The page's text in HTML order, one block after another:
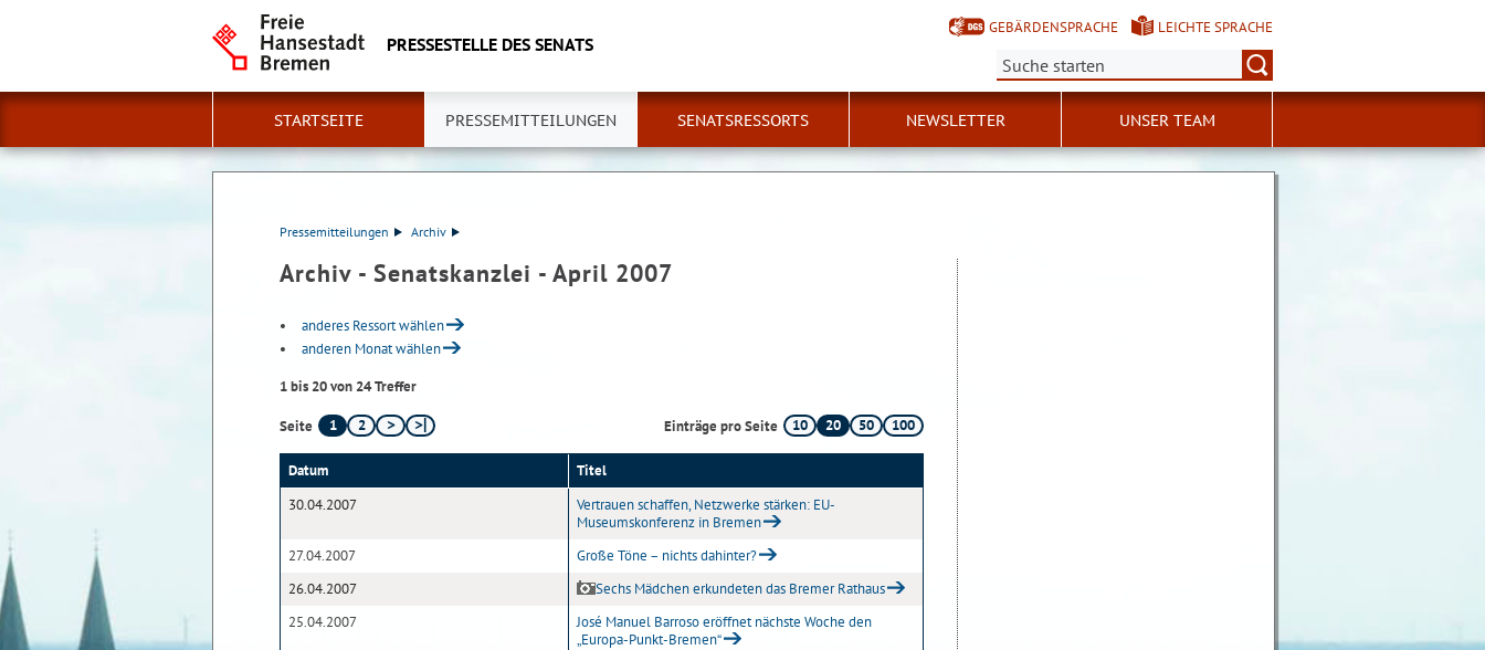
PRESSESTELLE DES SENATS
GEBÄRDENSPRACHE
LEICHTE SPRACHE
Suche:
STARTSEITE PRESSEMITTEILUNGEN SENATSRESSORTS NEWSLETTER UNSER TEAM
Pressemitteilungen Archiv
Archiv - Senatskanzlei - April 2007
anderes Ressort wählen
anderen Monat wählen
1 bis 20 von 24 Treffer
Seite 1 2 Einträge pro Seite 10 20 50 100
Datum
Titel
30.04.2007
Vertrauen schaffen, Netzwerke stärken: EU-
Museumskonferenz in Bremen
27.04.2007
Große Töne – nichts dahinter?
26.04.2007
Sechs Mädchen erkundeten das Bremer Rathaus
25.04.2007
José Manuel Barroso eröffnet nächste Woche den
„Europa-Punkt-Bremen“